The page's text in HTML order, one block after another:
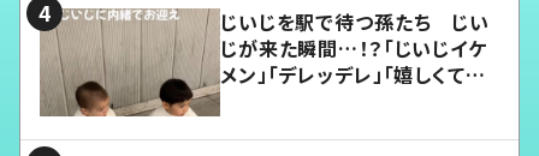
じいじを駅で待つ孫たち じい
じが来た瞬間…！？「じいじイケ
メン」「デレッデレ」「嬉しくて可